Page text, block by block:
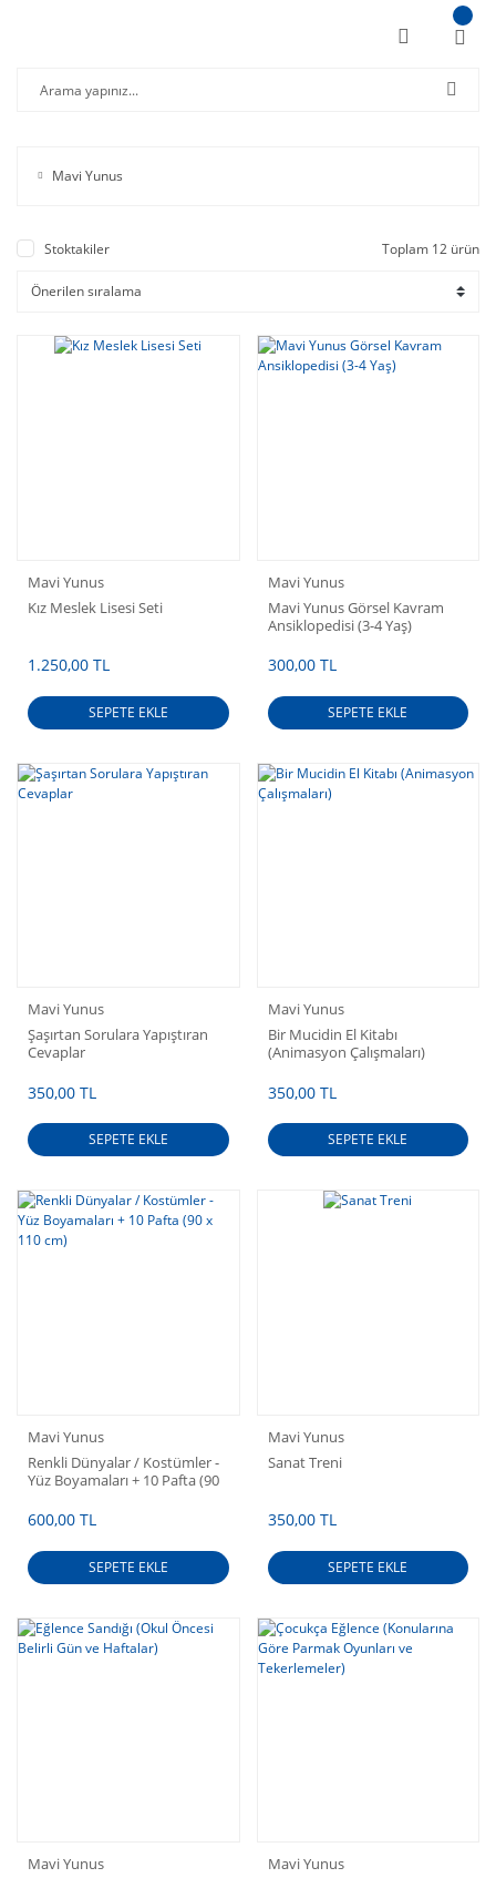
Mavi Yunus
Stoktakiler Toplam 12 ürün
Mavi Yunus
Kız Meslek Lisesi Seti
1.250,00 TL
SEPETE EKLE
Mavi Yunus
Mavi Yunus Görsel Kavram
Ansiklopedisi (3-4 Yaş)
300,00 TL
SEPETE EKLE
Mavi Yunus
Şaşırtan Sorulara Yapıştıran
Cevaplar
350,00 TL
SEPETE EKLE
Mavi Yunus
Bir Mucidin El Kitabı
(Animasyon Çalışmaları)
350,00 TL
SEPETE EKLE
Mavi Yunus
Renkli Dünyalar / Kostümler -
Yüz Boyamaları + 10 Pafta (90
600,00 TL
SEPETE EKLE
Mavi Yunus
Sanat Treni
350,00 TL
SEPETE EKLE
Mavi Yunus
Mavi Yunus